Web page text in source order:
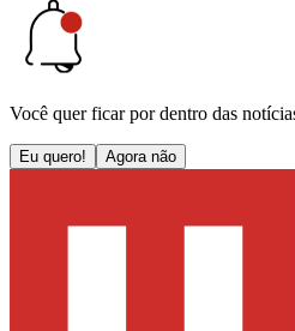
Você quer ficar por dentro das
Eu quero! Agora não